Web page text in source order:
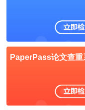
PaperPass论文查重